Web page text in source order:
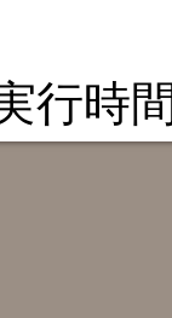
行時